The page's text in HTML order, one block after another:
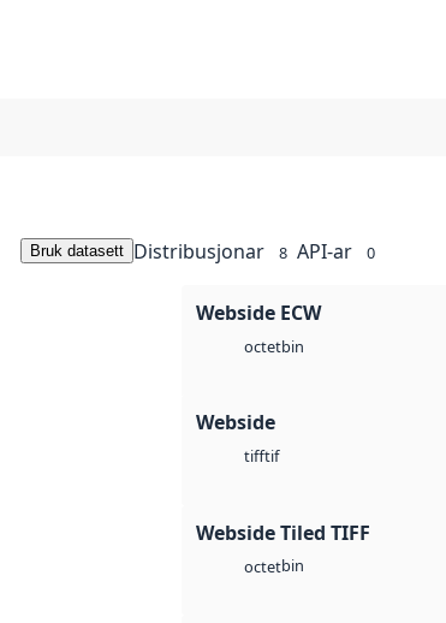
Bruk datasett Distribusjonar 8 API-ar 0
Webside ECW
octetbin
Webside
tifftif
Webside Tiled TIFF
octetbin